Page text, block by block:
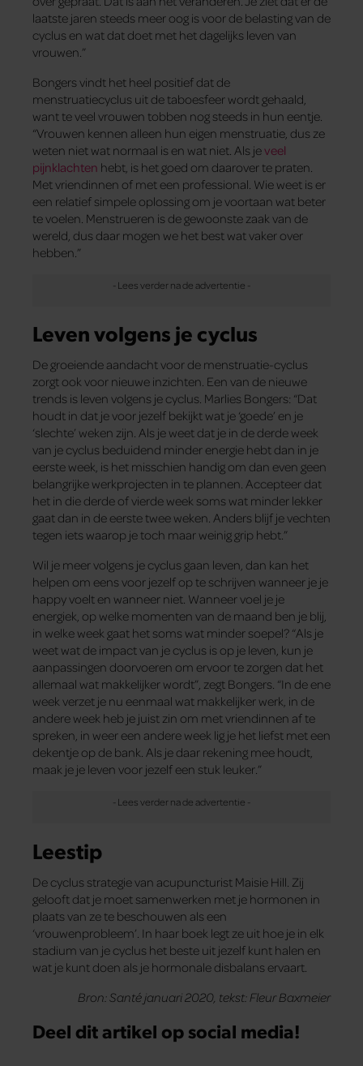
laatste jaren steeds meer oog is voor de belasting van de
cyclus en wat dat doet met het dagelijks leven van
vrouwen.”
Bongers vindt het heel positief dat de
menstruatiecyclus uit de taboesfeer wordt gehaald,
want te veel vrouwen tobben nog steeds in hun eentje.
“Vrouwen kennen alleen hun eigen menstruatie, dus ze
weten niet wat normaal is en wat niet. Als jeveel
pijnklachten hebt, is het goed om daarover te praten.
Met vriendinnen of met een professional. Wie weet is er
een relatief simpele oplossing om je voortaan wat beter
te voelen. Menstrueren is de gewoonste zaak van de
wereld, dus daar mogen we het best wat vaker over
hebben.”
Leven volgens je cyclus
De groeiende aandacht voor de menstruatie-cyclus
zorgt ook voor nieuwe inzichten. Een van de nieuwe
trends is leven volgens je cyclus. Marlies Bongers: “Dat
houdt in dat je voor jezelf bekijkt wat je ‘goede’ en je
‘slechte’ weken zijn. Als je weet dat je in de derde week
van je cyclus beduidend minder energie hebt dan in je
eerste week, is het misschien handig om dan even geen
belangrijke werkprojecten in te plannen. Accepteer dat
het in die derde of vierde week soms wat minder lekker
gaat dan in de eerste twee weken. Anders blijf je vechten
tegen iets waarop je toch maar weinig grip hebt.”
Wil je meer volgens je cyclus gaan leven, dan kan het
helpen om eens voor jezelf op te schrijven wanneer je je
happy voelt en wanneer niet. Wanneer voel je je
energiek, op welke momenten van de maand ben je blij,
in welke week gaat het soms wat minder soepel? “Als je
weet wat de impact van je cyclus is op je leven, kun je
aanpassingen doorvoeren om ervoor te zorgen dat het
allemaal wat makkelijker wordt”, zegt Bongers. “In de ene
week verzet je nu eenmaal wat makkelijker werk, in de
andere week heb je juist zin om met vriendinnen af te
spreken, in weer een andere week lig je het liefst met een
dekentje op de bank. Als je daar rekening mee houdt,
maak je je leven voor jezelf een stuk leuker.”
Leestip
De cyclus strategie van acupuncturist Maisie Hill. Zij
gelooft dat je moet samenwerken met je hormonen in
plaats van ze te beschouwen als een
‘vrouwenprobleem’. In haar boek legt ze uit hoe je in elk
stadium van je cyclus het beste uit jezelf kunt halen en
wat je kunt doen als je hormonale disbalans ervaart.
Bron: Santé januari 2020, tekst: Fleur Baxmeier
Deel dit artikel op social media!